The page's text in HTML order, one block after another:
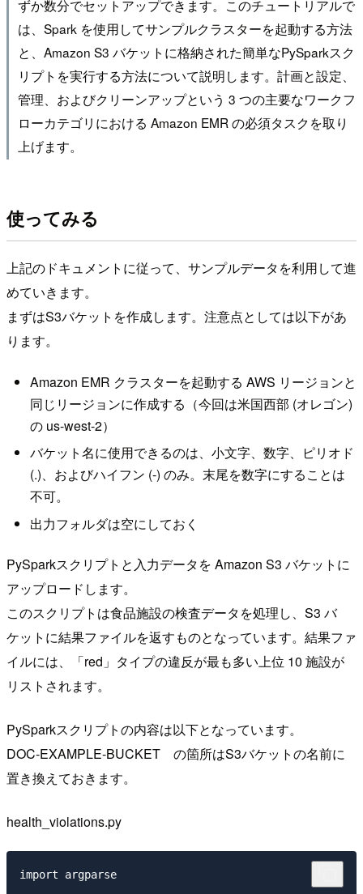
ずか数分でセットアップできます。このチュートリアルで
は、Spark を使用してサンプルクラスターを起動する方法
と、Amazon S3 バケットに格納された簡単なPySparkスク
リプトを実行する方法について説明します。計画と設定、
管理、およびクリーンアップという 3 つの主要なワークフ
ローカテゴリにおける Amazon EMR の必須タスクを取り
上げます。
使ってみる
上記のドキュメントに従って、サンプルデータを利用して進
めていきます。
まずはS3バケットを作成します。注意点としては以下があ
ります。
Amazon EMR クラスターを起動する AWS リージョンと
同じリージョンに作成する（今回は米国西部 (オレゴン)
の us-west-2）
バケット名に使用できるのは、小文字、数字、ピリオド
(.)、およびハイフン (-) のみ。末尾を数字にすることは
不可。
出力フォルダは空にしておく
PySparkスクリプトと入力データを Amazon S3 バケットに
アップロードします。
このスクリプトは食品施設の検査データを処理し、S3 バ
ケットに結果ファイルを返すものとなっています。結果ファ
イルには、「red」タイプの違反が最も多い上位 10 施設が
リストされます。
PySparkスクリプトの内容は以下となっています。
DOC-EXAMPLE-BUCKET の箇所はS3バケットの名前に
置き換えておきます。
health_violations.py
import argparse